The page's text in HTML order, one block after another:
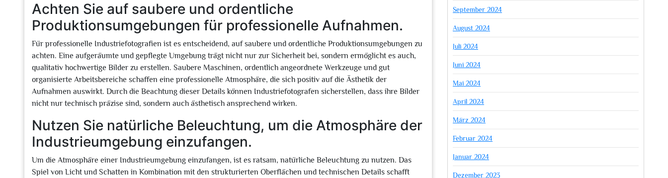
Achten Sie auf saubere und ordentliche
Produktionsumgebungen für professionelle Aufnahmen.
Für professionelle Industriefotografien ist es entscheidend, auf saubere und ordentliche Produktionsumgebungen zu
achten. Eine aufgeräumte und gepflegte Umgebung trägt nicht nur zur Sicherheit bei, sondern ermöglicht es auch,
qualitativ hochwertige Bilder zu erstellen. Saubere Maschinen, ordentlich angeordnete Werkzeuge und gut
organisierte Arbeitsbereiche schaffen eine professionelle Atmosphäre, die sich positiv auf die Ästhetik der
Aufnahmen auswirkt. Durch die Beachtung dieser Details können Industriefotografen sicherstellen, dass ihre Bilder
nicht nur technisch präzise sind, sondern auch ästhetisch ansprechend wirken.
Nutzen Sie natürliche Beleuchtung, um die Atmosphäre der
Industrieumgebung einzufangen.
Um die Atmosphäre einer Industrieumgebung einzufangen, ist es ratsam, natürliche Beleuchtung zu nutzen. Das
Spiel von Licht und Schatten in Kombination mit den strukturierten Oberflächen und technischen Details schafft
September 2024
August 2024
Juli 2024
Juni 2024
Mai 2024
April 2024
März 2024
Februar 2024
Januar 2024
Dezember 2023